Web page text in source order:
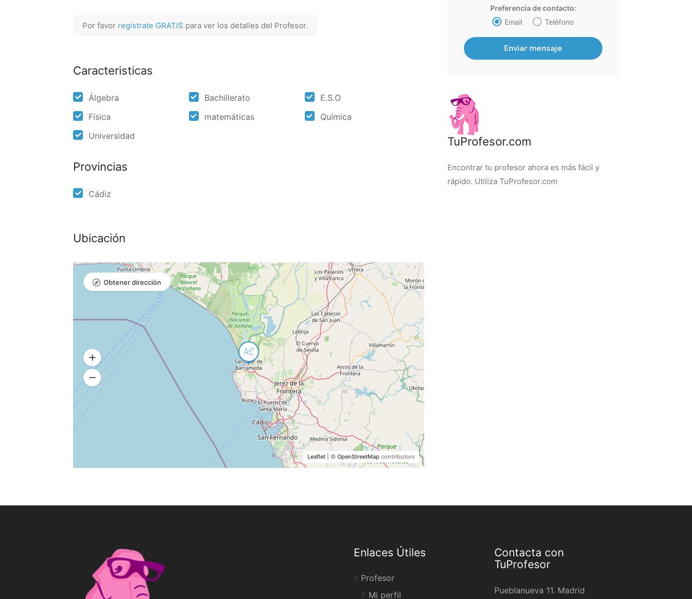
Por favor regístrate GRATIS para ver los detalles del Profesor.
Caracteristicas
Álgebra Bachillerato
E.S.O
Física
matemáticas
Química
Universidad
Provincias
Cádiz
Ubicación
Leaflet| © OpenStreetMapcontributors
Obtener dirección
Preferencia de contacto:
Email
Teléfono
TuProfesor.com
Encontrar tu profesor ahora es más fácil y
rápido. Utiliza TuProfesor.com
Enlaces Útiles
Profesor
Mi perfil
Contacta con
TuProfesor
Pueblanueva 11. Madrid